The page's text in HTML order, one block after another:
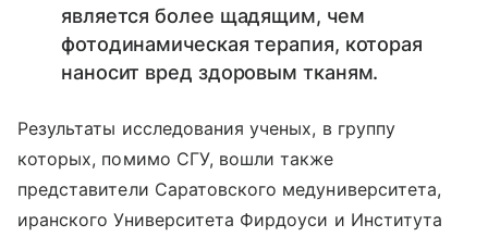
является более щадящим, чем
фотодинамическая терапия, которая
наносит вред здоровым тканям.
Результаты исследования ученых, в группу
которых, помимо СГУ, вошли также
представители Саратовского медуниверситета,
иранского Университета Фирдоуси и Института